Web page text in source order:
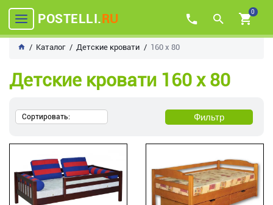
POSTELLI.RU 0
Каталог Детские кровати 160 х 80
Детские кровати 160 х 80
Сортировать: Фильтр